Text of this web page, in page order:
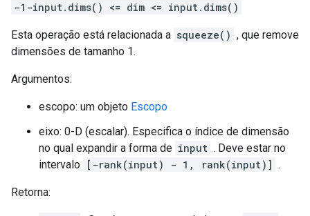
-1-input.dims() <= dim <= input.dims()
Esta operação está relacionada a squeeze() , que remove
dimensões de tamanho 1.
Argumentos:
escopo: um objeto Escopo
eixo: 0-D (escalar). Especifica o índice de dimensão
no qual expandir a forma de input . Deve estar no
intervalo [-rank(input) - 1, rank(input)] .
Retorna: